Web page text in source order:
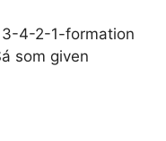
3-4-2-1-formation
som given